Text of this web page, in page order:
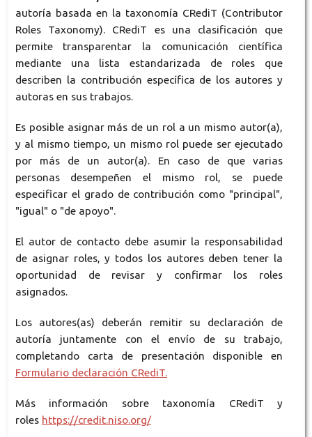
autoría basada en la taxonomía CRediT (Contributor
Roles Taxonomy). CRediT es una clasificación que
permite transparentar la comunicación científica
mediante una lista estandarizada de roles que
describen la contribución específica de los autores y
autoras en sus trabajos.
Es posible asignar más de un rol a un mismo autor(a),
y al mismo tiempo, un mismo rol puede ser ejecutado
por más de un autor(a). En caso de que varias
personas desempeñen el mismo rol, se puede
especificar el grado de contribución como "principal",
"igual" o "de apoyo".
El autor de contacto debe asumir la responsabilidad
de asignar roles, y todos los autores deben tener la
oportunidad de revisar y confirmar los roles
asignados.
Los autores(as) deberán remitir su declaración de
autoría juntamente con el envío de su trabajo,
completando carta de presentación disponible en
Formulario declaración CRediT.
Más información sobre taxonomía CRediT y
roles https://credit.niso.org/